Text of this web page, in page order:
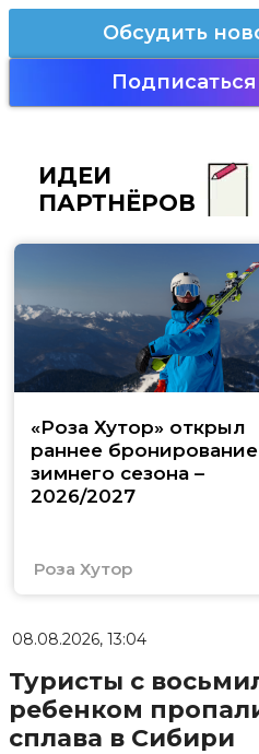
Обсудить
Подписаться
ИДЕИ
ПАРТНЁРОВ
«Роза Хутор» открыл
раннее бронирование
зимнего сезона –
2026/2027
Роза Хутор
08.08.2026, 13:04
Туристы с
ребенком
сплава в Сибири